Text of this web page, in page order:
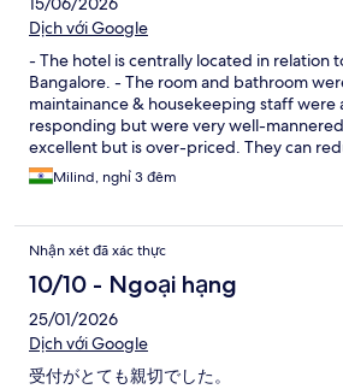
Dịch với Google
- The hotel is centrally located in relation
Bangalore. - The room and bathroom
maintainance & housekeeping staff were
responding but were very well-
excellent but is over-priced. They can
items to reduce the price. - The pool
therefore the water is not as clear as most
Milind, nghỉ 3 đêm
Nhận xét đã xác thực
10/10 - Ngoại hạng
25/01/2026
Dịch với Google
受付がとても親切でした。